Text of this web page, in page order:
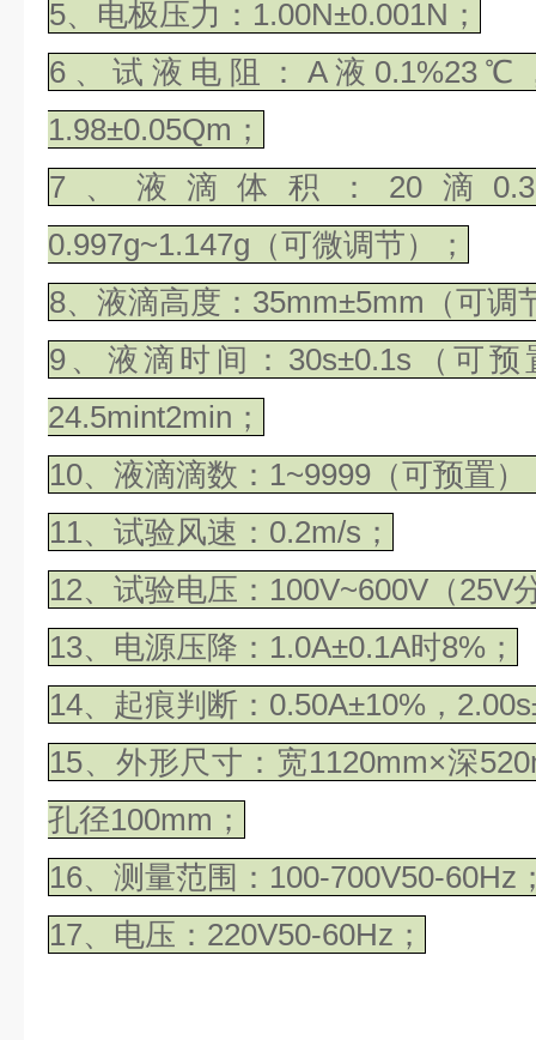
5、电极压力：1.00N±0.001N；
6、试液电阻：A液0.1%23℃
1.98±0.05Qm；
7、液滴体积：20滴
0.997g~1.147g（可微调节）；
8、液滴高度：35mm±5mm（可调
9、液滴时间：30s±0.1s（可
24.5mint2min；
10、液滴滴数：1~9999（可预置）
11、试验风速：0.2m/s；
12、试验电压：100V~600V（25V
13、电源压降：1.0A±0.1A时8%；
14、起痕判断：0.50A±10%，
15、外形尺寸：宽1120mm×深
孔径100mm；
16、测量范围：100-700V50-60Hz
17、电压：220V50-60Hz；